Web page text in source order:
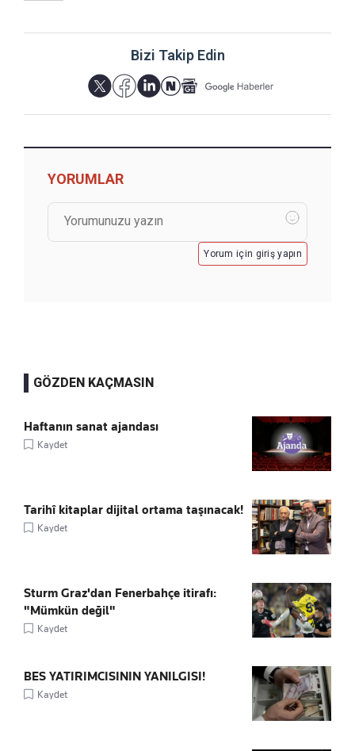
Bizi Takip Edin
YORUMLAR
Yorum için giriş yapın
GÖZDEN KAÇMASIN
Haftanın sanat ajandası
Kaydet
Tarihî kitaplar dijital ortama taşınacak!
Kaydet
Sturm Graz'dan Fenerbahçe itirafı:
"Mümkün değil"
Kaydet
BES YATIRIMCISININ YANILGISI!
Kaydet